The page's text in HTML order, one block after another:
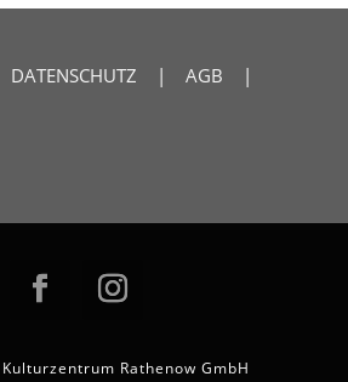
DATENSCHUTZ | AGB |
Rathenow GmbH